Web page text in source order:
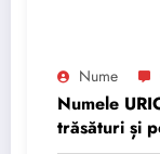
Nume
Numele
trăsături și